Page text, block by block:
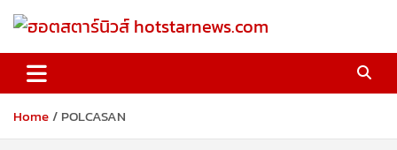
ฮอตสตาร์นิวส์ hotstarnews.com
Home POLCASAN